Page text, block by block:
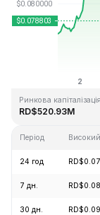
Ринкова капіталізація
RD$520.93M
Період Високий
24 год
7 дн.
30 дн.